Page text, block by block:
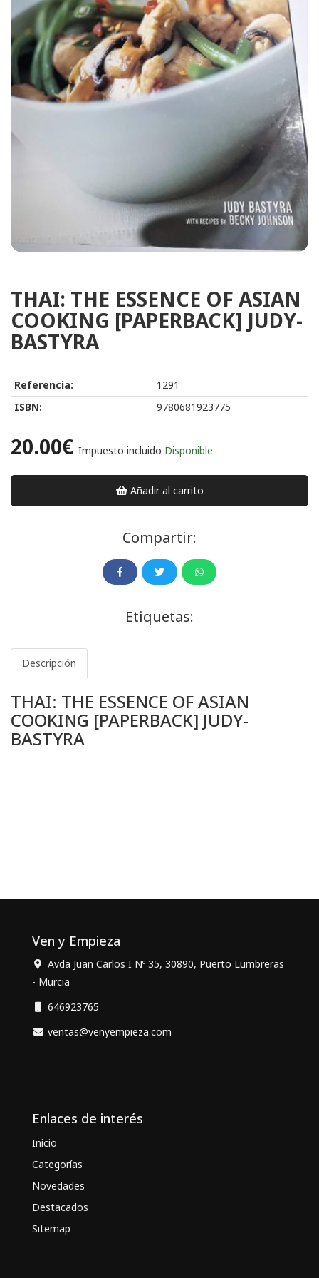
THAI: THE ESSENCE OF ASIAN
COOKING [PAPERBACK] JUDY-
BASTYRA
Referencia:
1291
ISBN:
9780681923775
20.00€ Impuesto incluido Disponible
Añadir al carrito
Compartir:
Etiquetas:
Descripción
THAI: THE ESSENCE OF ASIAN
COOKING [PAPERBACK] JUDY-
BASTYRA
Ven y Empieza
Avda Juan Carlos I Nº 35, 30890, Puerto Lumbreras
- Murcia
646923765
ventas@venyempieza.com
Enlaces de interés
Inicio
Categorías
Novedades
Destacados
Sitemap